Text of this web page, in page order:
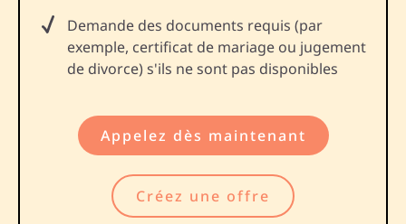
Demande des documents requis (par
exemple, certificat de mariage ou jugement
de divorce) s'ils ne sont pas disponibles
Appelez dès maintenant
Créez une offre